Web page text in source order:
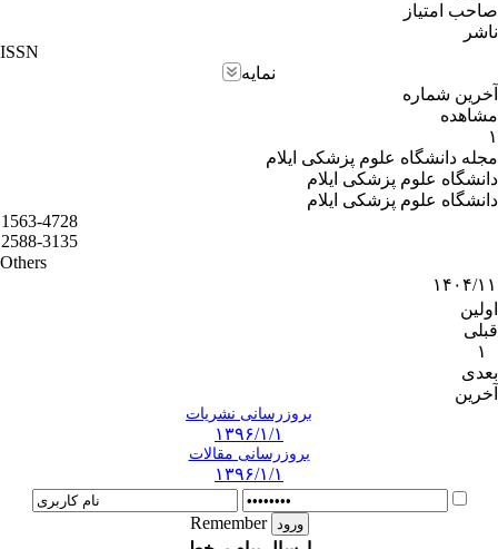
صاحب امتیاز
ناشر
ISSN
نمایه
آخرین شماره
مشاهده
۱
مجله دانشگاه علوم پزشکی ایلام
دانشگاه علوم پزشکی ایلام
دانشگاه علوم پزشکی ایلام
1563-4728
2588-3135
Others
۱۴۰۴/۱۱
اولین
قبلی
۱
بعدی
آخرین
بروزرسانی نشریات
۱۳۹۶/۱/۱
بروزرسانی مقالات
۱۳۹۶/۱/۱
Remember